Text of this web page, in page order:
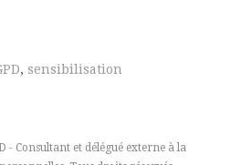
, sensibilisation
- Consultant et délégué externe à la